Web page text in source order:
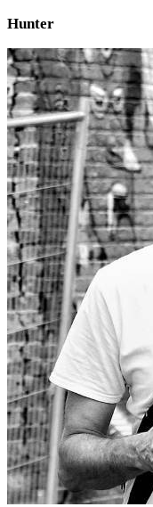
Hunter